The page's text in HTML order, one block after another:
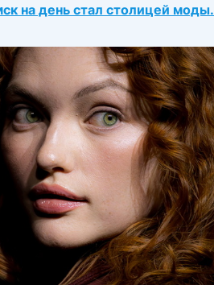
на день стал столицей моды.